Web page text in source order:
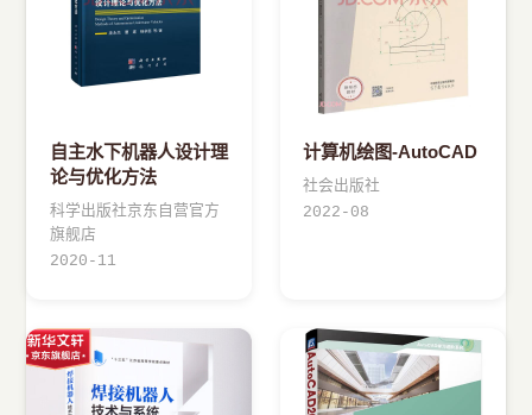
自主水下机器人设计理
论与优化方法
科学出版社京东自营官方
旗舰店
2020-11
计算机绘图-AutoCAD
社会出版社
2022-08